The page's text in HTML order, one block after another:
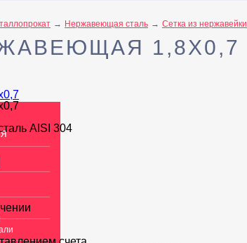
Нержавеющая сталь Сетка из нержавейки
1,8X0,7
AISI 304